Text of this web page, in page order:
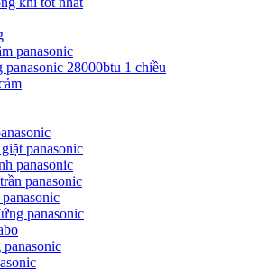
panasonic
panasonic 28000btu 1 chiều
panasonic
panasonic
panasonic
panasonic